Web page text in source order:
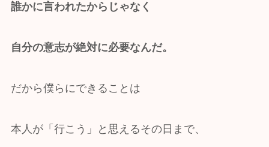
誰かに言われたからじゃなく
自分の意志が絶対に必要なんだ。
だから僕らにできることは
本人が「行こう」と思えるその日まで、